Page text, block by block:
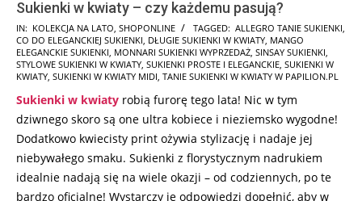
Sukienki w kwiaty – czy każdemu pasują?
2025-
05-
23
IN: KOLEKCJA NA LATO, SHOPONLINE TAGGED: ALLEGRO TANIE SUKIENKI,
CO DO ELEGANCKIEJ SUKIENKI, DŁUGIE SUKIENKI W KWIATY, MANGO
ELEGANCKIE SUKIENKI, MONNARI SUKIENKI WYPRZEDAŻ, SINSAY SUKIENKI,
STYLOWE SUKIENKI W KWIATY, SUKIENKI PROSTE I ELEGANCKIE, SUKIENKI W
KWIATY, SUKIENKI W KWIATY MIDI, TANIE SUKIENKI W KWIATY W PAPILION.PL
Sukienki w kwiaty robią furorę tego lata! Nic w tym
dziwnego skoro są one ultra kobiece i nieziemsko wygodne!
Dodatkowo kwiecisty print ożywia stylizację i nadaje jej
niebywałego smaku. Sukienki z florystycznym nadrukiem
idealnie nadają się na wiele okazji – od codziennych, po te
bardzo oficjalne! Wystarczy je odpowiedzi dopełnić, aby w